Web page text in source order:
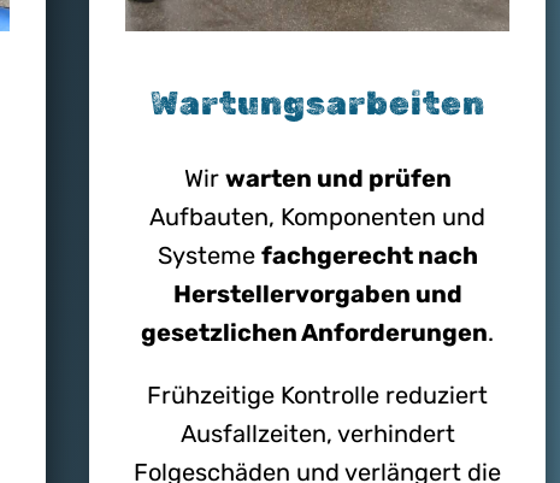
Wartungs­arbeiten
Wir warten und prüfen
Aufbauten, Komponenten und
Systeme fachgerecht nach
Herstellervorgaben und
gesetzlichen Anforderungen.
Frühzeitige Kontrolle reduziert
Ausfallzeiten, verhindert
Folgeschäden und verlängert die